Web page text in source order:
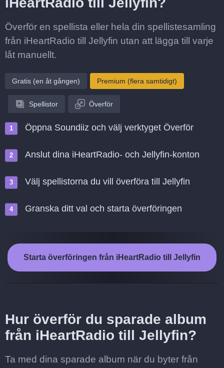
Överför en spellista eller hela din spellistesamling
från iHeartRadio till Jellyfin utan att lägga till varje
låt manuellt.
Gratis (en åt gången) Premium (flera samtidigt)
Spellistor Överför
Öppna Soundiiz och välj verktyget Överför
Anslut dina iHeartRadio- och Jellyfin-konton
Välj spellistorna du vill överföra till Jellyfin
Granska ditt val och starta överföringen
Starta överföringen från iHeartRadio till Jellyfin
Hur överför du sparade album
från iHeartRadio till Jellyfin?
Ta med dina sparade album när du byter från